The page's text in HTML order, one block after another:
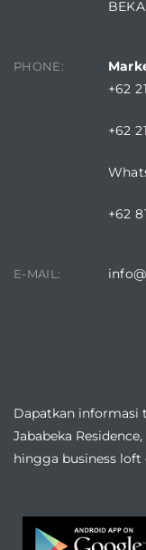
PHONE:
+62
+62
+62
E-MAIL:
Dapatkan informasi
Jababeka
hingga business